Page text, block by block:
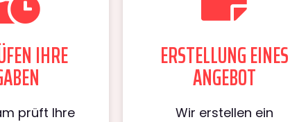
IHRE
prüft Ihre
ERSTELLUNG EINES
ANGEBOT
Wir erstellen ein